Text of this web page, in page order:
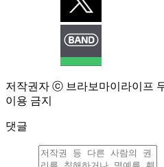
저작권자 ⓒ 브라보마이라이프
이용 금지
댓글